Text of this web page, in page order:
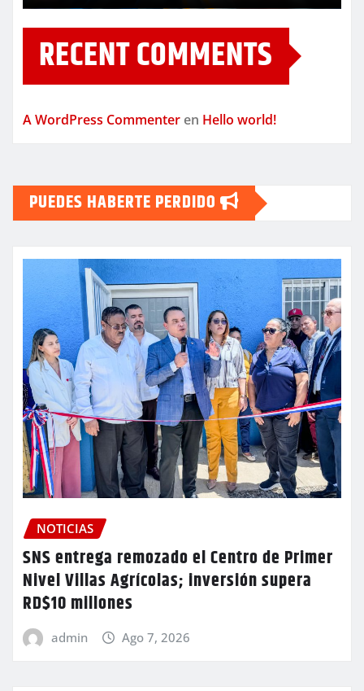
RECENT COMMENTS
A WordPress Commenter en Hello world!
PUEDES HABERTE PERDIDO
NOTICIAS
SNS entrega remozado el Centro de Primer
Nivel Villas Agrícolas; inversión supera
RD$10 millones
admin Ago 7, 2026